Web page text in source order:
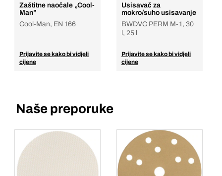
Zaštitne naočale „Cool-
Man”
Cool-Man, EN 166
Prijavite se kako bi vidjeli
cijene
Usisavač za
mokro/suho usisavanje
BWDVC PERM M-1, 30
l, 25 l
Prijavite se kako bi vidjeli
cijene
Naše preporuke